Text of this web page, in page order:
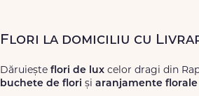
Flori la domiciliu cu
Dăruiește flori de lux celor dragi din
buchete de flori și aranjamente florale